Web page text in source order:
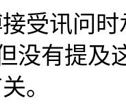
受讯问
没有提及
。